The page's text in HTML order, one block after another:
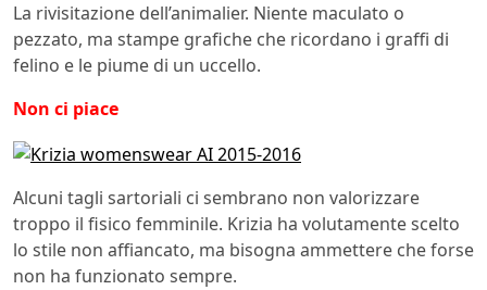
La rivisitazione dell’animalier. Niente maculato o
pezzato, ma stampe grafiche che ricordano i graffi di
felino e le piume di un uccello.
Non ci piace
Alcuni tagli sartoriali ci sembrano non valorizzare
troppo il fisico femminile. Krizia ha volutamente scelto
lo stile non affiancato, ma bisogna ammettere che forse
non ha funzionato sempre.